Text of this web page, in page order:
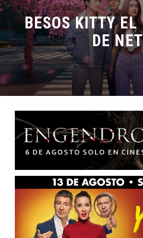
BESOS KITTY EL
DE